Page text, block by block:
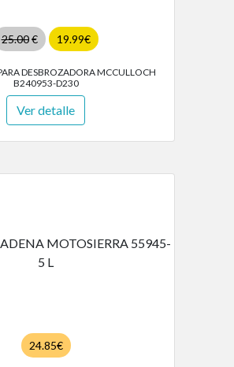
25.00€ 19.99€
DESBROZADORA MCCULLOCH
B240953-D230
Ver detalle
24.85€